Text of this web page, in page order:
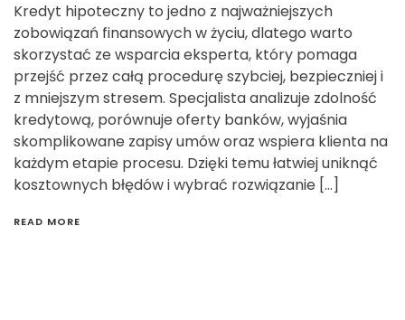
Kredyt hipoteczny to jedno z najważniejszych
zobowiązań finansowych w życiu, dlatego warto
skorzystać ze wsparcia eksperta, który pomaga
przejść przez całą procedurę szybciej, bezpieczniej i
z mniejszym stresem. Specjalista analizuje zdolność
kredytową, porównuje oferty banków, wyjaśnia
skomplikowane zapisy umów oraz wspiera klienta na
każdym etapie procesu. Dzięki temu łatwiej uniknąć
kosztownych błędów i wybrać rozwiązanie […]
READ MORE